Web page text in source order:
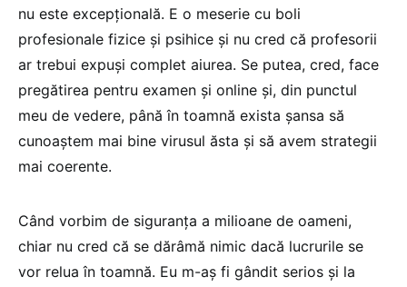
nu este excepțională. E o meserie cu boli
profesionale fizice și psihice și nu cred că profesorii
ar trebui expuși complet aiurea. Se putea, cred, face
pregătirea pentru examen și online și, din punctul
meu de vedere, până în toamnă exista șansa să
cunoaștem mai bine virusul ăsta și să avem strategii
mai coerente.
Când vorbim de siguranța a milioane de oameni,
chiar nu cred că se dărâmă nimic dacă lucrurile se
vor relua în toamnă. Eu m-aș fi gândit serios și la